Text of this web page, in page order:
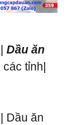
|Dầu ăn
các tỉnh|
| Dầu ăn